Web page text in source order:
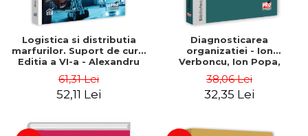
Logistica si distributia
marfurilor. Suport de curs.
Editia a VI-a - Alexandru
61,31 Lei
52,11 Lei
Diagnosticarea
organizatiei - Ion
Verboncu, Ion Popa,
38,06 Lei
32,35 Lei